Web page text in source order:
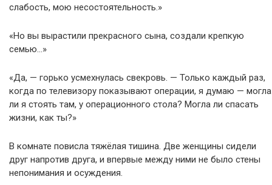
слабость, мою несостоятельность.»
«Но вы вырастили прекрасного сына, создали крепкую
семью…»
«Да, — горько усмехнулась свекровь. — Только каждый раз,
когда по телевизору показывают операции, я думаю — могла
ли я стоять там, у операционного стола? Могла ли спасать
жизни, как ты?»
В комнате повисла тяжёлая тишина. Две женщины сидели
друг напротив друга, и впервые между ними не было стены
непонимания и осуждения.